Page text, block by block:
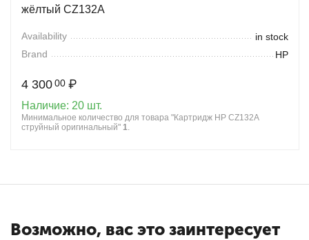
жёлтый CZ132A
Availability
in stock
Brand
HP
4 300 00 ₽
Наличие: 20 шт.
Минимальное количество для товара "Картридж HP CZ132A
струйный оригинальный" 1.
Возможно, вас это заинтересует